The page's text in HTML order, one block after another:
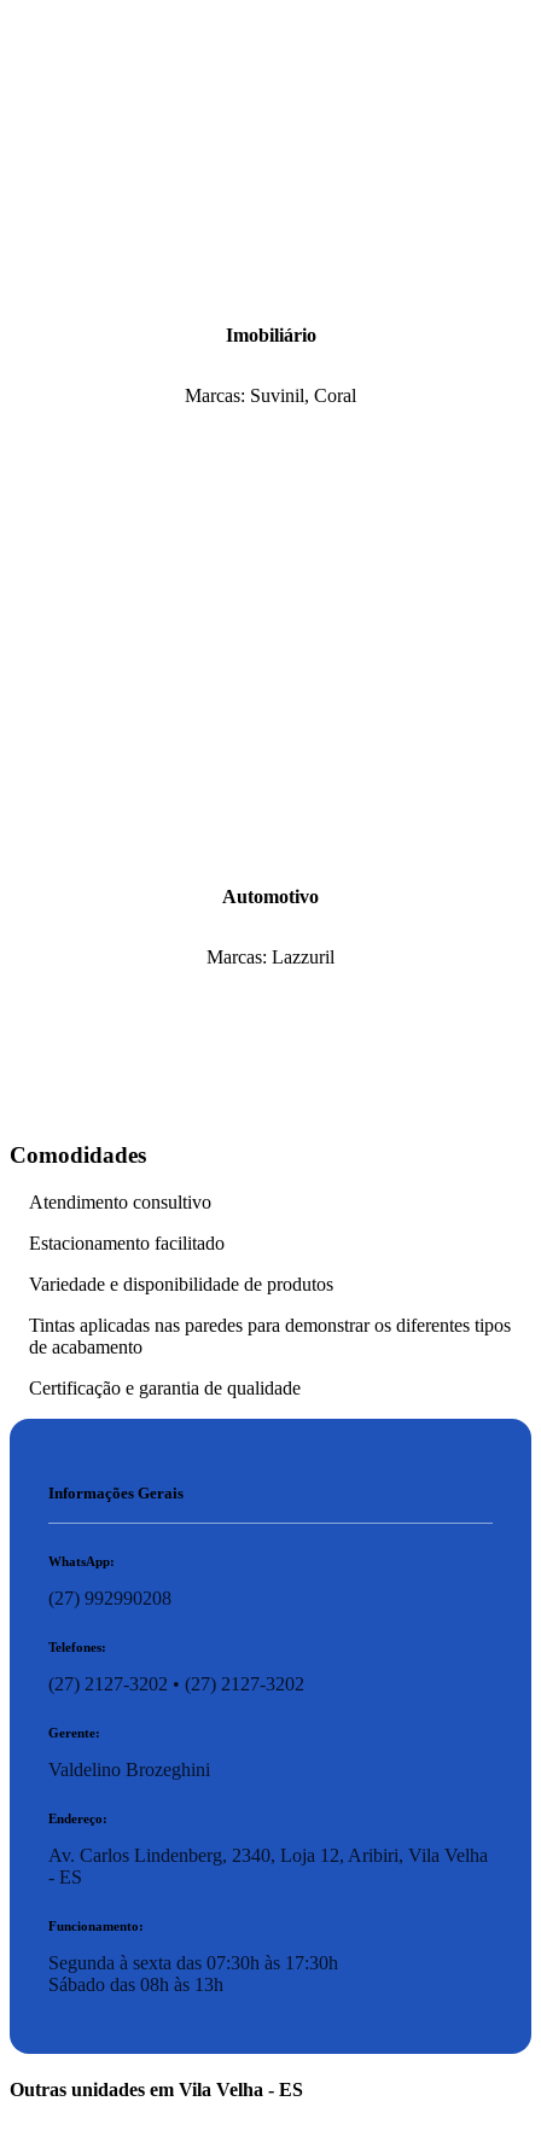
Imobiliário
Marcas: Suvinil, Coral
Automotivo
Marcas: Lazzuril
Comodidades
Atendimento consultivo
Estacionamento facilitado
Variedade e disponibilidade de produtos
Tintas aplicadas nas paredes para demonstrar os diferentes tipos
de acabamento
Certificação e garantia de qualidade
Informações Gerais
WhatsApp:
(27) 992990208
Telefones:
(27) 2127-3202 • (27) 2127-3202
Gerente:
Valdelino Brozeghini
Endereço:
Av. Carlos Lindenberg, 2340, Loja 12, Aribiri, Vila Velha
- ES
Funcionamento:
Segunda à sexta das 07:30h às 17:30h
Sábado das 08h às 13h
Outras unidades em Vila Velha - ES